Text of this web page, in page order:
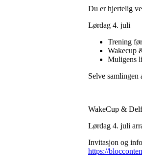
Du er hjertelig
Lørdag 4. juli
Trening
Wakecup
Muligens
Selve samlingen
WakeCup &
Lørdag 4. juli
Invitasjon og
https://